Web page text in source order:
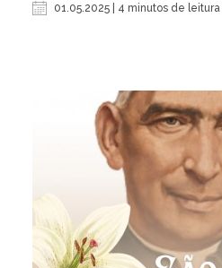
01.05.2025 | 4 minutos de leitura